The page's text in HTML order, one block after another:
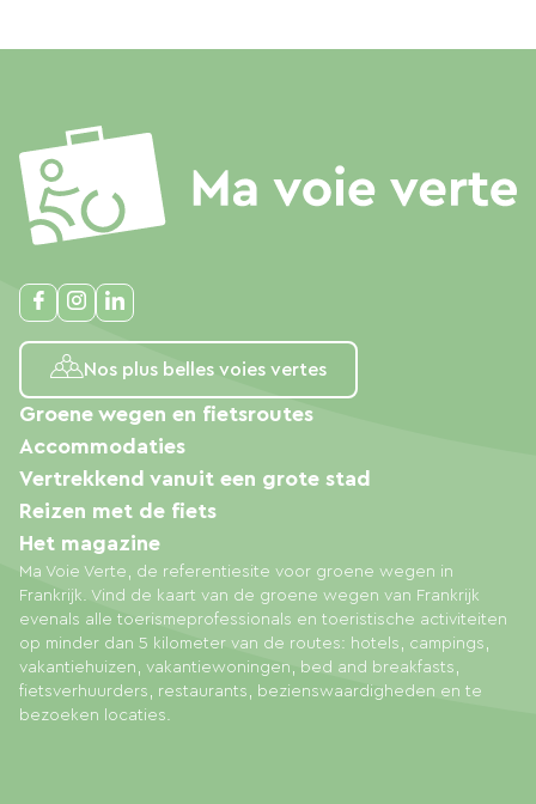
Nos plus belles voies vertes
Ma Voie Verte, de referentiesite voor groene wegen in
Frankrijk. Vind de kaart van de groene wegen van Frankrijk
evenals alle toerismeprofessionals en toeristische activiteiten
op minder dan 5 kilometer van de routes: hotels, campings,
vakantiehuizen, vakantiewoningen, bed and breakfasts,
fietsverhuurders, restaurants, bezienswaardigheden en te
bezoeken locaties.
Groene wegen en fietsroutes
Accommodaties
Vertrekkend vanuit een grote stad
Reizen met de fiets
Het magazine